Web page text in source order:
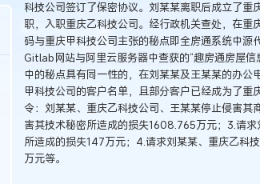
科技公司签订了保密协议。刘某某离职后成立了
职，入职重庆乙科技公司。经行政机关查处，在重
码与重庆甲科技公司主张的秘点即全房通系统中
Gitlab网站与阿里云服务器中查获的“趣房通房屋
中的秘点具有同一性的，在刘某某及王某某的办
甲科技公司的客户名单，且部分客户已经成为了
令：刘某某、重庆乙科技公司、王某某停止侵害
害其技术秘密所造成的损失1608.765万元；3.请
所造成的损失147万元；4.请求刘某某、重庆乙科
万元等。